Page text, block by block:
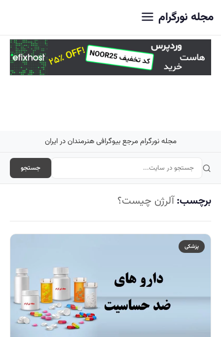
مجله نورگرام
مجله نورگرام مرجع بیوگرافی هنرمندان در ایران
جستجو
برچسب:آلرژن چیست؟
پزشکی